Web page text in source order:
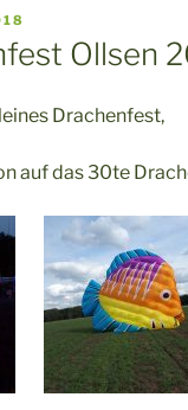
Ollsen
Drachenfest,
auf das 30te